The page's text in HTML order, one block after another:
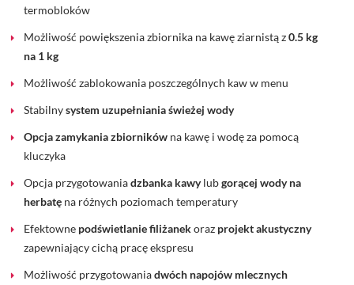
termobloków
Możliwość powiększenia zbiornika na kawę ziarnistą z0.5 kg
na 1 kg
Możliwość zablokowania poszczególnych kaw w menu
Stabilnysystem uzupełniania świeżej wody
Opcja zamykania zbiorników na kawę i wodę za pomocą
kluczyka
Opcja przygotowaniadzbanka kawylubgorącej wody na
herbatę na różnych poziomach temperatury
Efektowne podświetlanie filiżanekoraz projekt akustyczny
zapewniający cichą pracę ekspresu
Możliwość przygotowaniadwóch napojów mlecznych